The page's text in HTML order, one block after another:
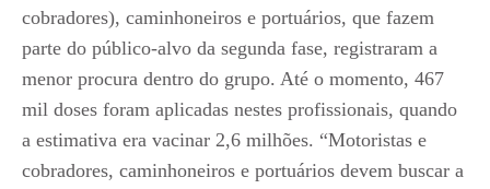
cobradores), caminhoneiros e portuários, que fazem
parte do público-alvo da segunda fase, registraram a
menor procura dentro do grupo. Até o momento, 467
mil doses foram aplicadas nestes profissionais, quando
a estimativa era vacinar 2,6 milhões. “Motoristas e
cobradores, caminhoneiros e portuários devem buscar a